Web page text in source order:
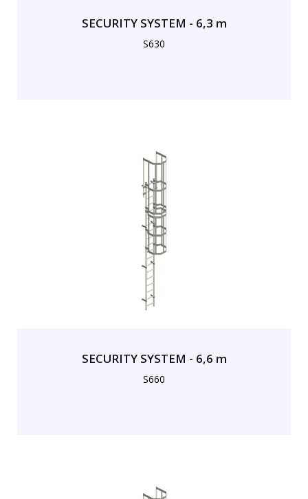
SECURITY SYSTEM - 6,3 m
S630
SECURITY SYSTEM - 6,6 m
S660